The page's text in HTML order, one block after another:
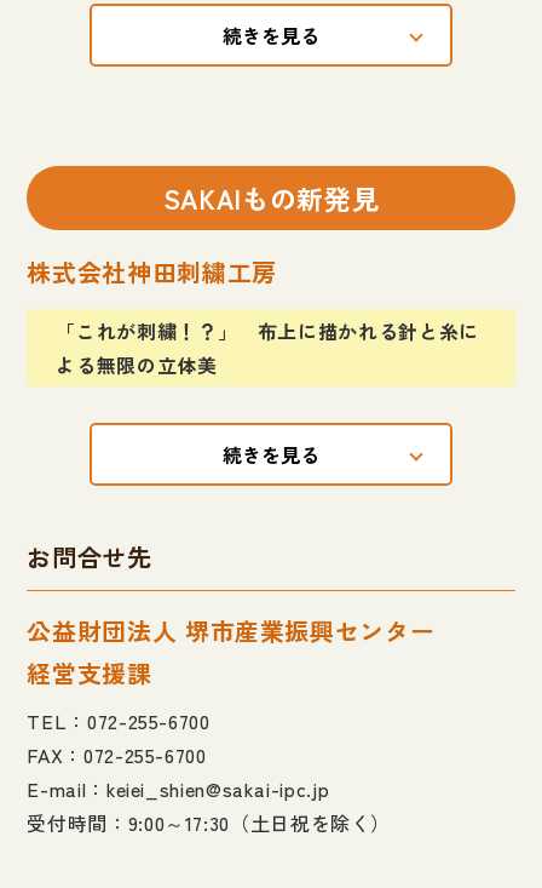
続きを見る
SAKAIもの新発見
株式会社神田刺繍工房
「これが刺繍！？」 布上に描かれる針と糸に
よる無限の立体美
続きを見る
お問合せ先
公益財団法人 堺市産業振興センター
経営支援課
TEL： 072-255-6700
FAX：072-255-6700
E-mail：keiei_shien@sakai-ipc.jp
受付時間：9:00～17:30（土日祝を除く）